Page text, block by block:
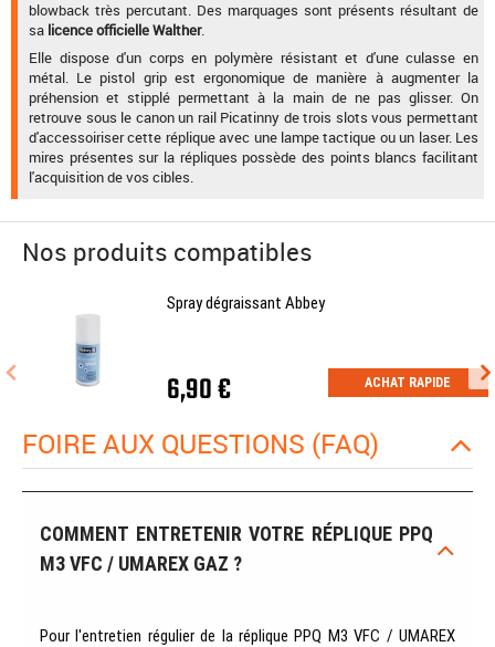
blowback très percutant. Des marquages sont présents résultant de
sa licence officielle Walther.
Elle dispose d'un corps en polymère résistant et d'une culasse en
métal. Le pistol grip est ergonomique de manière à augmenter la
préhension et stipplé permettant à la main de ne pas glisser. On
retrouve sous le canon un rail Picatinny de trois slots vous permettant
d'accessoiriser cette réplique avec une lampe tactique ou un laser. Les
mires présentes sur la répliques possède des points blancs facilitant
l'acquisition de vos cibles.
Nos produits compatibles
Spray dégraissant Abbey
6,90 € ACHAT RAPIDE
FOIRE AUX QUESTIONS (FAQ)
COMMENT ENTRETENIR VOTRE RÉPLIQUE PPQ
M3 VFC / UMAREX GAZ ?
Pour l'entretien régulier de la réplique PPQ M3 VFC / UMAREX